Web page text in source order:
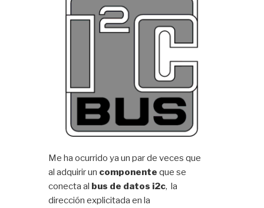
Me ha ocurrido ya un par de veces que
al adquirir un componente que se
conecta al bus de datos i2c, la
dirección explicitada en la